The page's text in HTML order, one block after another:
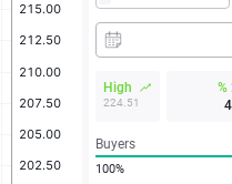
224.51
Buyers
100%